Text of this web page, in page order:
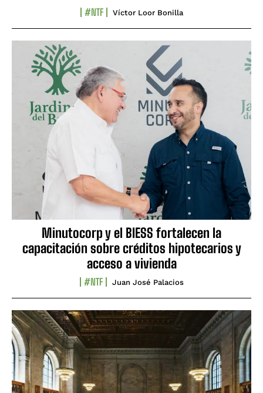
#NTF Víctor Loor Bonilla
Minutocorp y el BIESS fortalecen la
capacitación sobre créditos hipotecarios y
acceso a vivienda
#NTF Juan José Palacios